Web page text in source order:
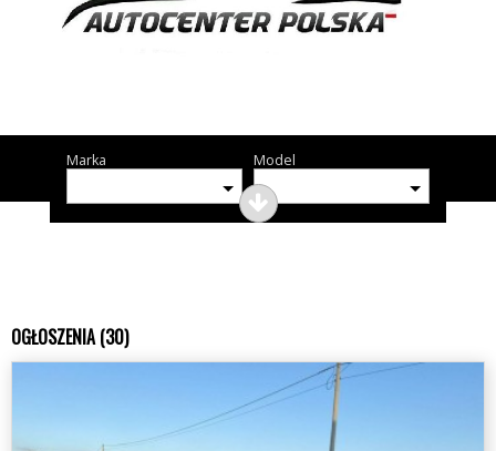
Marka Model
OGŁOSZENIA (30)